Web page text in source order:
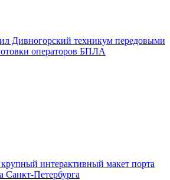
Дивногорский техникум передовыми
операторов БПЛА
интерактивный макет порта
Санкт-Петербурга